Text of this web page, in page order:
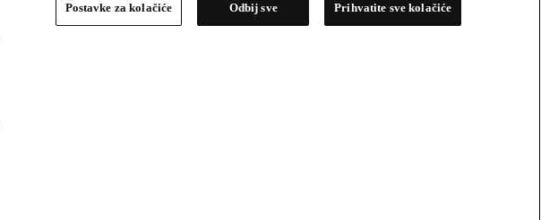
Postavke za kolačiće Odbij sve Prihvatite sve kolačiće